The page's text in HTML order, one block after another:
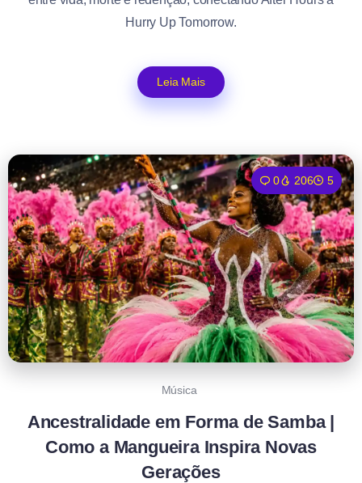
Hurry Up Tomorrow.
Leia Mais
0 206 5
Música
Ancestralidade em Forma de Samba |
Como a Mangueira Inspira Novas
Gerações